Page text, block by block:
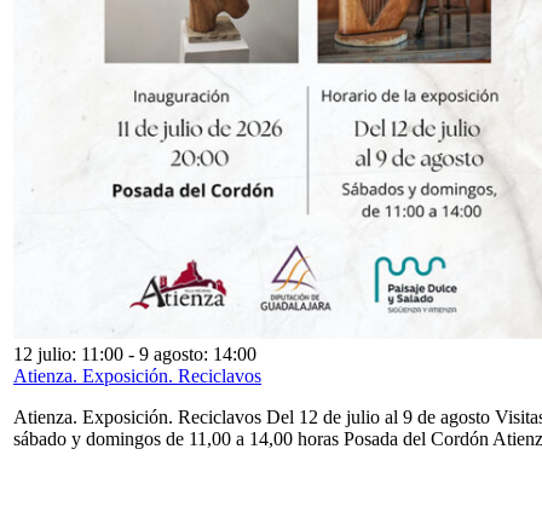
12 julio: 11:00 - 9 agosto: 14:00
Atienza. Exposición. Reciclavos
Atienza. Exposición. Reciclavos Del 12 de julio al 9 de agosto
sábado y domingos de 11,00 a 14,00 horas Posada del Cordón